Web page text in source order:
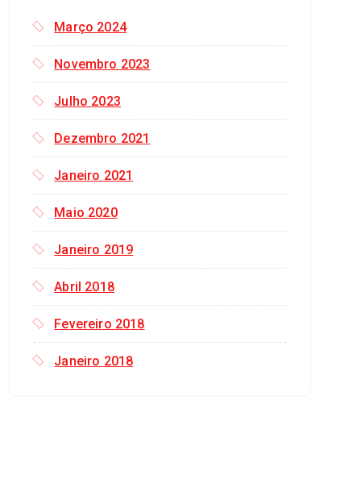
o
r
:
Março 2024
Novembro 2023
Julho 2023
Dezembro 2021
Janeiro 2021
Maio 2020
Janeiro 2019
Abril 2018
Fevereiro 2018
Janeiro 2018